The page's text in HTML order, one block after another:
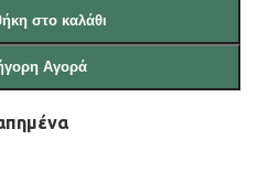
στο καλάθι
Αγορά